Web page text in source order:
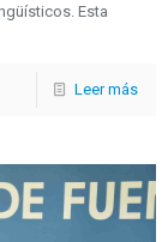
Esta
Leer más